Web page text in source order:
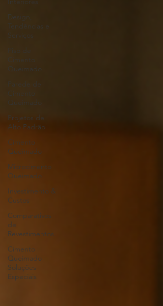
Design,
Tendências e
Serviços
Piso de
Cimento
Queimado
Parede de
Cimento
Queimado
Projetos de
Alto Padrão
Cimento
Queimado
Microcimento
Queimado
Investimento &
Custos
Comparativos
de
Revestimentos
Cimento
Queimado
Soluções
Especiais